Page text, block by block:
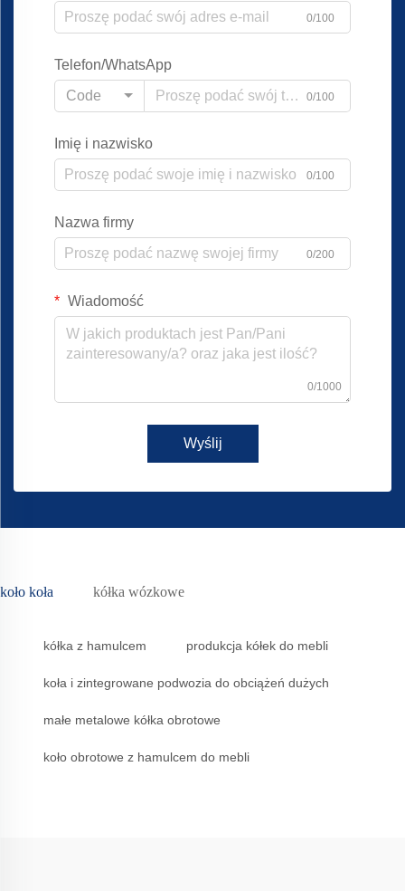
0/100
Telefon/WhatsApp
Code
0/100
Imię i nazwisko
0/100
Nazwa firmy
0/200
Wiadomość
0/1000
Wyślij
koło koła kółka wózkowe
kółka z hamulcem produkcja kółek do mebli
koła i zintegrowane podwozia do obciążeń dużych
małe metalowe kółka obrotowe
koło obrotowe z hamulcem do mebli